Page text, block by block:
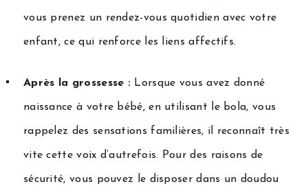
vous prenez un rendez-vous quotidien avec votre
enfant, ce qui renforce les liens affectifs.
Après la grossesse : Lorsque vous avez donné
naissance à votre bébé, en utilisant le bola, vous
rappelez des sensations familières, il reconnaît très
vite cette voix d’autrefois. Pour des raisons de
sécurité, vous pouvez le disposer dans un doudou